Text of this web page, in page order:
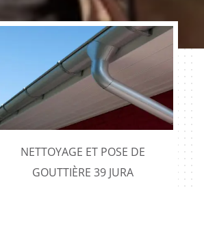
NETTOYAGE ET POSE DE
GOUTTIÈRE 39 JURA